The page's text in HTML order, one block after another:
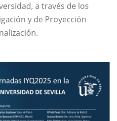
a través de los
y de Proyección